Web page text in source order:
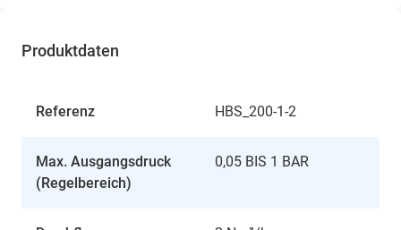
Produktdaten
Referenz HBS_200-1-2
Max. Ausgangsdruck
(Regelbereich)
0,05 BIS 1 BAR